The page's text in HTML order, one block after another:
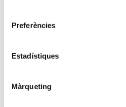
Preferències
Estadístiques
Màrqueting
Entre d'altres, s'explicaran:
- El nou PGC per a partits
- Les modificacions